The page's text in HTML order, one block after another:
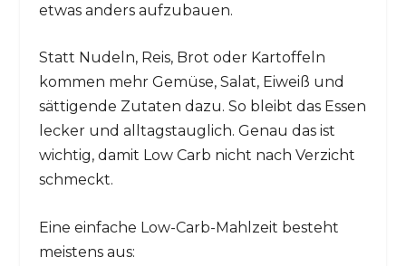
etwas anders aufzubauen.
Statt Nudeln, Reis, Brot oder Kartoffeln
kommen mehr Gemüse, Salat, Eiweiß und
sättigende Zutaten dazu. So bleibt das Essen
lecker und alltagstauglich. Genau das ist
wichtig, damit Low Carb nicht nach Verzicht
schmeckt.
Eine einfache Low-Carb-Mahlzeit besteht
meistens aus: